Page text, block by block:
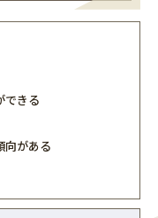
できる
向がある